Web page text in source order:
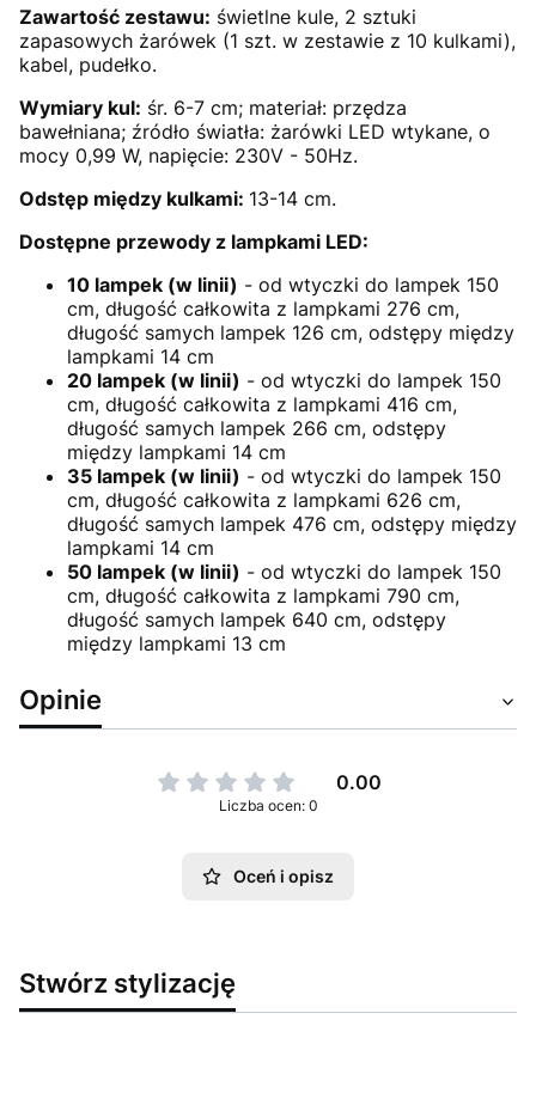
Zawartość zestawu: świetlne kule, 2 sztuki
zapasowych żarówek (1 szt. w zestawie z 10 kulkami),
kabel, pudełko.
Wymiary kul: śr. 6-7 cm; materiał: przędza
bawełniana; źródło światła: żarówki LED wtykane, o
mocy 0,99 W, napięcie: 230V - 50Hz.
Odstęp między kulkami: 13-14 cm.
Dostępne przewody z lampkami LED:
10 lampek (w linii) - od wtyczki do lampek 150
cm, długość całkowita z lampkami 276 cm,
długość samych lampek 126 cm, odstępy między
lampkami 14 cm
20 lampek (w linii) - od wtyczki do lampek 150
cm, długość całkowita z lampkami 416 cm,
długość samych lampek 266 cm, odstępy
między lampkami 14 cm
35 lampek (w linii) - od wtyczki do lampek 150
cm, długość całkowita z lampkami 626 cm,
długość samych lampek 476 cm, odstępy między
lampkami 14 cm
50 lampek (w linii) - od wtyczki do lampek 150
cm, długość całkowita z lampkami 790 cm,
długość samych lampek 640 cm, odstępy
między lampkami 13 cm
Opinie
0.00
Liczba ocen: 0
Oceń i opisz
Stwórz stylizację